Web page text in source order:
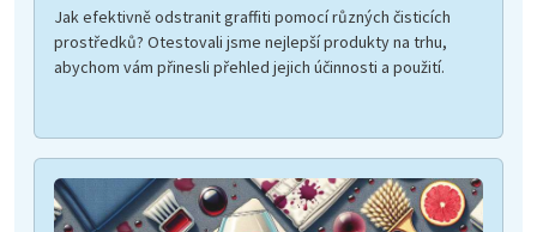
Jak efektivně odstranit graffiti pomocí různých čisticích
prostředků? Otestovali jsme nejlepší produkty na trhu,
abychom vám přinesli přehled jejich účinnosti a použití.